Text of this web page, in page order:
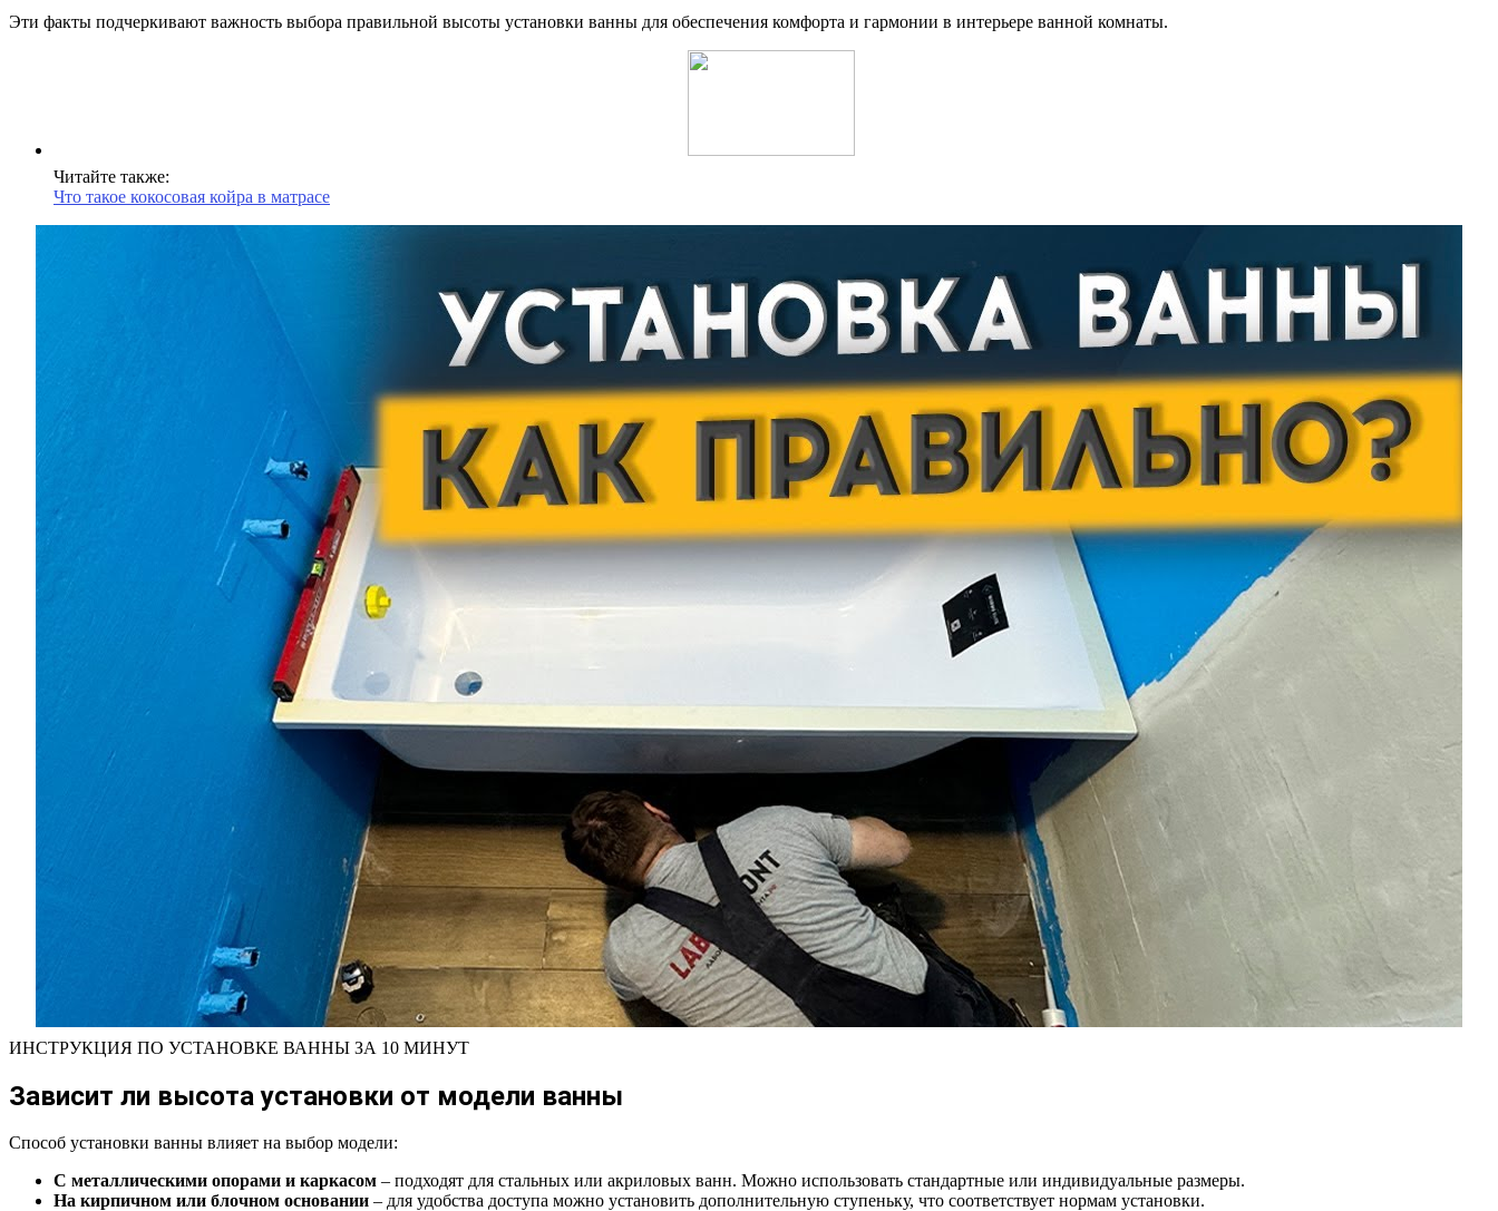
Эти факты подчеркивают важность выбора правильной высоты установки ванны для обеспечения комфорта и гармонии в интерьере ванной комнаты.
Читайте также:
Что такое кокосовая койра в матрасе
ИНСТРУКЦИЯ ПО УСТАНОВКЕ ВАННЫ ЗА 10 МИНУТ
Зависит ли высота установки от модели ванны
Способ установки ванны влияет на выбор модели:
С металлическими опорами и каркасом – подходят для стальных или акриловых ванн. Можно использовать стандартные или индивидуальные размеры.
На кирпичном или блочном основании – для удобства доступа можно установить дополнительную ступеньку, что соответствует нормам установки.